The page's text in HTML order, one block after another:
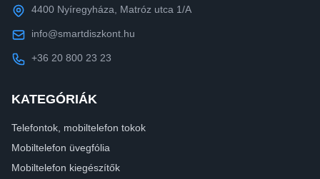
4400 Nyíregyháza, Matróz utca 1/A
info@smartdiszkont.hu
+36 20 800 23 23
KATEGÓRIÁK
Telefontok, mobiltelefon tokok
Mobiltelefon üvegfólia
Mobiltelefon kiegészítők